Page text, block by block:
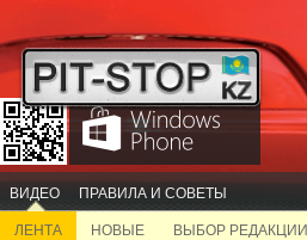
ВИДЕО ПРАВИЛА И СОВЕТЫ
ЛЕНТА НОВЫЕ ВЫБОР РЕДАКЦИИ